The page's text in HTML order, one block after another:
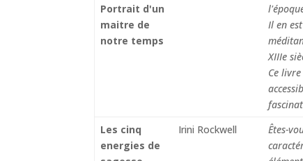
Portrait d'un
maitre de
notre temps
Il en
XIIIe
Ce
Les cinq
energies de
Irini Rockwell
Êtes-